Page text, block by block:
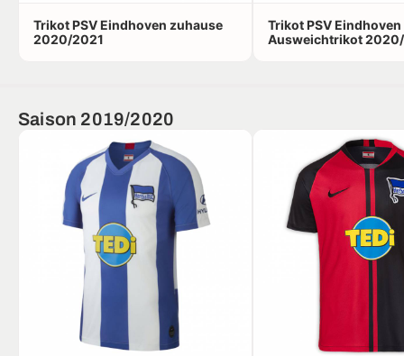
Trikot PSV Eindhoven zuhause
2020/2021
Trikot PSV Eindhoven
Ausweichtrikot
Saison 2019/2020